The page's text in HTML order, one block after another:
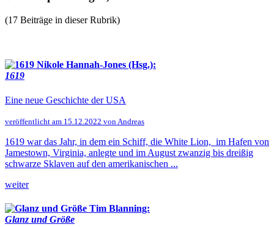
(17 Beiträge in dieser Rubrik)
Nikole Hannah-Jones (Hsg.):
1619
Eine neue Geschichte der USA
veröffentlicht am 15.12.2022 von Andreas
1619 war das Jahr, in dem ein Schiff, die White Lion, im Hafen von
Jamestown, Virginia, anlegte und im August zwanzig bis dreißig
schwarze Sklaven auf den amerikanischen ...
weiter
Tim Blanning:
Glanz und Größe